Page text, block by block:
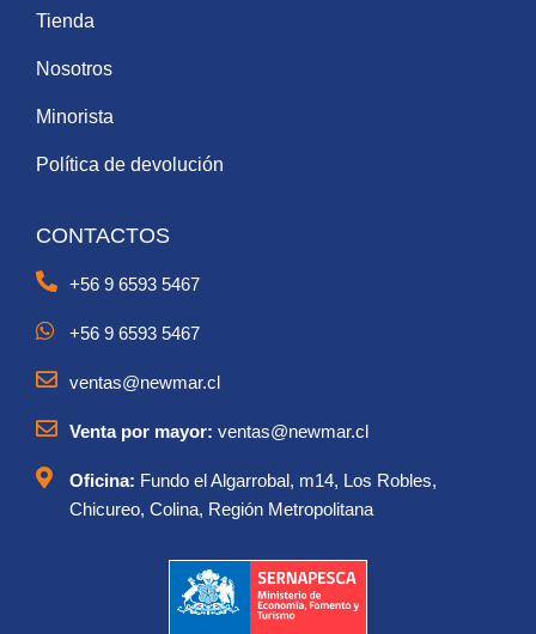
Tienda
Nosotros
Minorista
Política de devolución
CONTACTOS
+56 9 6593 5467
+56 9 6593 5467
ventas@newmar.cl
Venta por mayor: ventas@newmar.cl
Oficina: Fundo el Algarrobal, m14, Los Robles,
Chicureo, Colina, Región Metropolitana